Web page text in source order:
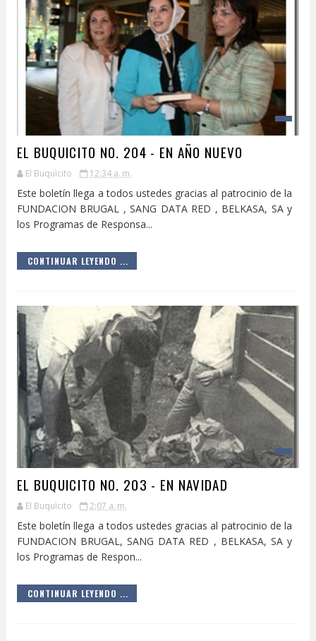
EL BUQUICITO NO. 204 - EN AÑO NUEVO
El Buquìcito 12:34 a. m.
Este boletín llega a todos ustedes gracias al patrocinio de la
FUNDACION BRUGAL , SANG DATA RED , BELKASA, SA y
los Programas de Responsa...
CONTINUAR LEYENDO ...
EL BUQUICITO NO. 203 - EN NAVIDAD
El Buquìcito 2:07 a. m.
Este boletín llega a todos ustedes gracias al patrocinio de la
FUNDACION BRUGAL, SANG DATA RED , BELKASA, SA y
los Programas de Respon...
CONTINUAR LEYENDO ...